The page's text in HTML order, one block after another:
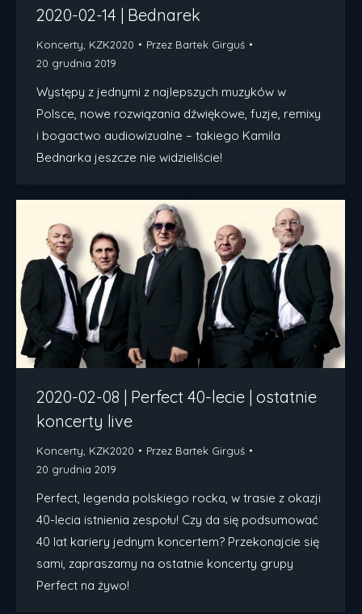
2020-02-14 | Bednarek
Koncerty KZK2020 Przez Bartek Girguś
20 grudnia 2019
Występy z jednymi z najlepszych muzyków w
Polsce, nowe rozwiązania dźwiękowe, fuzje, remixy
i bogactwo audiowizualne – takiego Kamila
Bednarka jeszcze nie widzieliście!
2020-02-08 | Perfect 40-lecie | ostatnie
koncerty live
Koncerty KZK2020 Przez Bartek Girguś
20 grudnia 2019
Perfect, legenda polskiego rocka, w trasie z okazji
40-lecia istnienia zespołu! Czy da się podsumować
40 lat kariery jednym koncertem? Przekonajcie się
sami, zapraszamy na ostatnie koncerty grupy
Perfect na żywo!